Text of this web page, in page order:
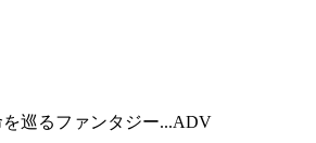
巡るファンタジー...ADV